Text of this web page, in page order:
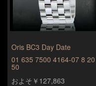
Oris BC3 Day Date
01 635 7500 4164-07 8 20
50
およそ￥127,863